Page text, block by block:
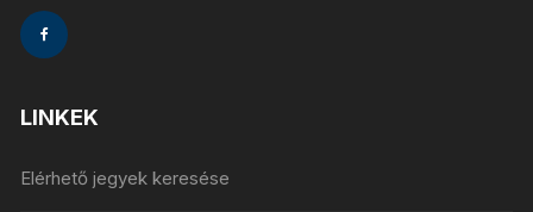
LINKEK
Elérhető jegyek keresése